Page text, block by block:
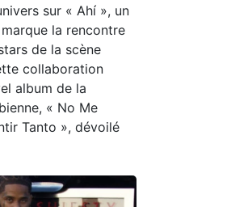
sur « Ahí », un
la rencontre
de la scène
collaboration
album de la
« No Me
Tanto », dévoilé